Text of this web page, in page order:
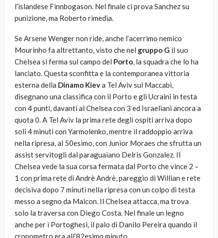
l’islandese Finnbogason. Nel finale ci prova Sanchez su
punizione, ma Roberto rimedia.
Se Arsene Wenger non ride, anche l’acerrimo nemico
Mourinho fa altrettanto, visto che nel gruppo G il suo
Chelsea si ferma sul campo del Porto, la squadra che lo ha
lanciato. Questa sconfitta e la contemporanea vittoria
esterna della Dinamo Kieva Tel Aviv sul Maccabi,
disegnano una classifica con il Porto e gli Ucraini in testa
con 4 punti, davanti al Chelsea con 3 ed Israeliani ancora a
quota 0. A Tel Aviv la prima rete degli ospiti arriva dopo
soli 4 minuti con Yarmolenko, mentre il raddoppio arriva
nella ripresa, al 50esimo, con Junior Moraes che sfrutta un
assist servitogli dal paraguaiano Delris Gonzalez. Il
Chelsea vede la sua corsa fermata dal Porto che vince 2 –
1 con prima rete di Andrè Andrè, pareggio di Willian e rete
decisiva dopo 7 minuti nella ripresa con un colpo di testa
messo a segno da Maicon. Il Chelsea attacca, ma trova
solo la traversa con Diego Costa. Nel finale un legno
anche per i Portoghesi, il palo di Danilo Pereira quando il